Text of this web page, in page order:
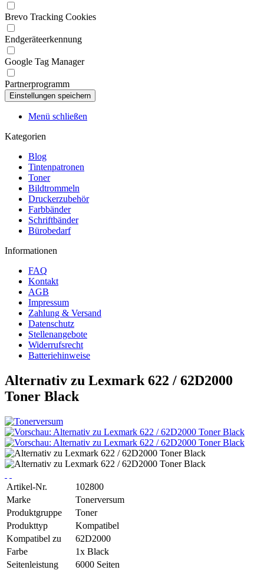
Brevo Tracking Cookies
Endgeräteerkennung
Google Tag Manager
Partnerprogramm
Menü schließen
Kategorien
Blog
Tintenpatronen
Toner
Bildtrommeln
Druckerzubehör
Farbbänder
Schriftbänder
Bürobedarf
Informationen
FAQ
Kontakt
AGB
Impressum
Zahlung & Versand
Datenschutz
Stellenangebote
Widerrufsrecht
Batteriehinweise
Alternativ zu Lexmark 622 / 62D2000
Toner Black
Artikel-Nr.
102800
Marke
Tonerversum
Produktgruppe
Toner
Produkttyp
Kompatibel
Kompatibel zu
62D2000
Farbe
1x Black
Seitenleistung
6000 Seiten